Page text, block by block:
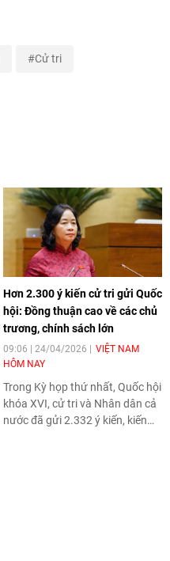
Cử tri
Hơn 2.300 ý kiến cử tri gửi Quốc
hội: Đồng thuận cao về các chủ
trương, chính sách lớn
09:06 | 24/04/2026
VIỆT NAM
HÔM NAY
Trong Kỳ họp thứ nhất, Quốc hội
khóa XVI, cử tri và Nhân dân cả
nước đã gửi 2.332 ý kiến, kiến